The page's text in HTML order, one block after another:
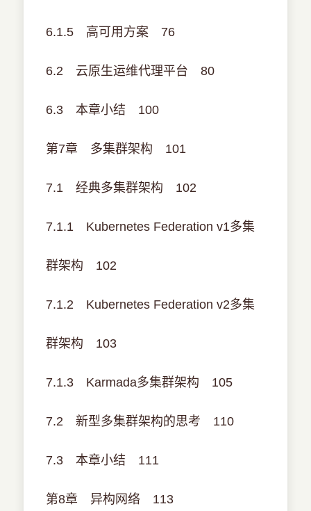
6.1.5 高可用方案 76
6.2 云原生运维代理平台 80
6.3 本章小结 100
第7章 多集群架构 101
7.1 经典多集群架构 102
7.1.1 Kubernetes Federation v1多集
群架构 102
7.1.2 Kubernetes Federation v2多集
群架构 103
7.1.3 Karmada多集群架构 105
7.2 新型多集群架构的思考 110
7.3 本章小结 111
第8章 异构网络 113